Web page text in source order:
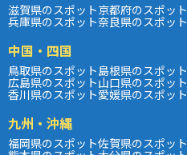
滋賀県のスポット京都府のスポット
兵庫県のスポット奈良県のスポット
中国・四国
鳥取県のスポット島根県のスポット
広島県のスポット山口県のスポット
香川県のスポット愛媛県のスポット
九州・沖縄
福岡県のスポット佐賀県のスポット